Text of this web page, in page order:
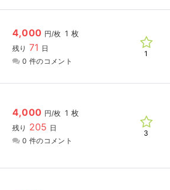
4,000 円/枚 1 枚
残り 71 日
0 件のコメント
1
4,000 円/枚 1 枚
残り 205 日
0 件のコメント
3